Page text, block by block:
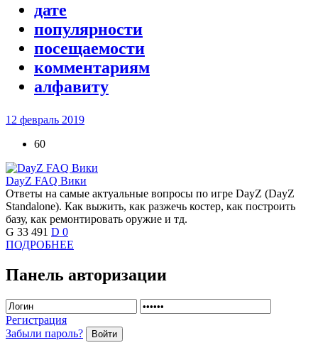
дате
популярности
посещаемости
комментариям
алфавиту
12 февраль 2019
60
DayZ FAQ Вики
Ответы на самые актуальные вопросы по игре DayZ (DayZ
Standalone). Как выжить, как разжечь костер, как построить
базу, как ремонтировать оружие и тд.
G 33 491 D 0
ПОДРОБНЕЕ
Панель авторизации
Регистрация
Забыли пароль?
Войти